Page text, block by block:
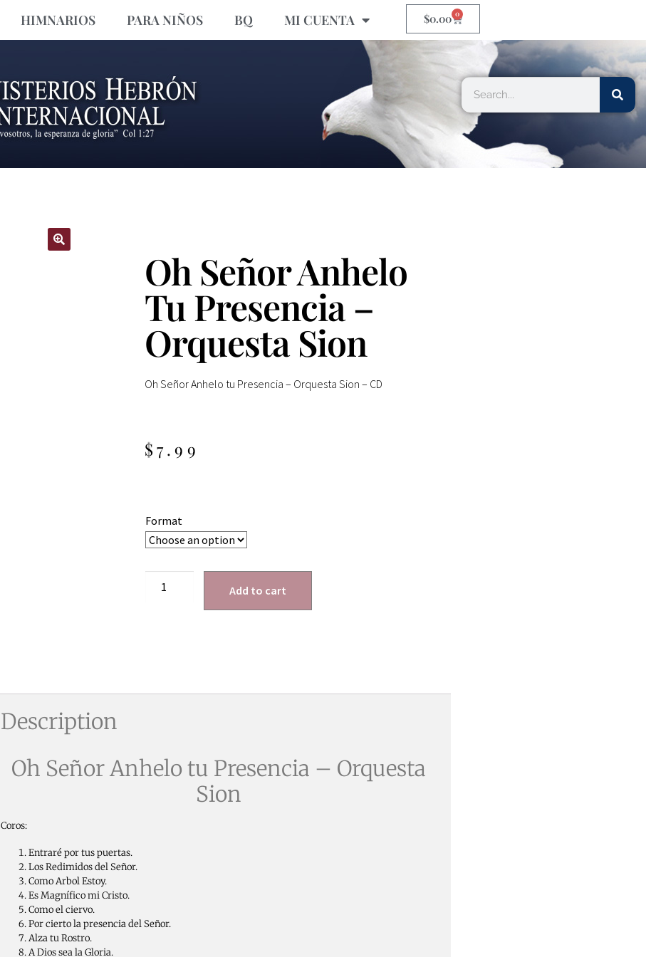
HIMNARIOS PARA NIÑOS BQ MI CUENTA $0.00 0
Oh Señor Anhelo
Tu Presencia –
Orquesta Sion
Oh Señor Anhelo tu Presencia – Orquesta Sion – CD
$7.99
Format
Add to cart
Description
Oh Señor Anhelo tu Presencia – Orquesta
Sion
Coros:
Entraré por tus puertas.
Los Redimidos del Señor.
Como Arbol Estoy.
Es Magnífico mi Cristo.
Como el ciervo.
Por cierto la presencia del Señor.
Alza tu Rostro.
A Dios sea la Gloria.